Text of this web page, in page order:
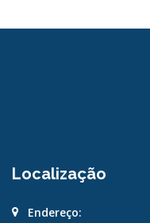
Localização
Endereço: